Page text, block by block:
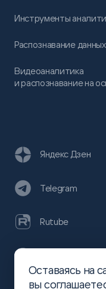
Инструменты
Распознавание данных
Видеоаналитика
и распознавание на
Яндекс Дзен
Telegram
Rutube
Оставаясь на
вы